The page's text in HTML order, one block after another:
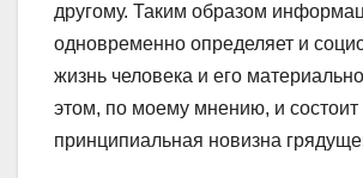
другому. Таким образом
одновременно определяет и
жизнь человека и его
этом, по моему мнению, и состоит
принципиальная новизна